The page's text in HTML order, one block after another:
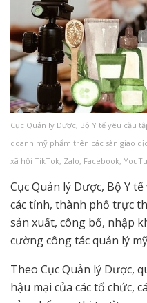
Cục Quản lý Dược, Bộ Y tế yêu cầu
doanh mỹ phẩm trên các sàn giao
xã hội TikTok, Zalo, Facebook,
Cục Quản lý Dược, Bộ Y
các tỉnh, thành phố trực
sản xuất, công bố, nhập
cường công tác quản lý
Theo Cục Quản lý Dược,
hậu mại của các tổ chức,